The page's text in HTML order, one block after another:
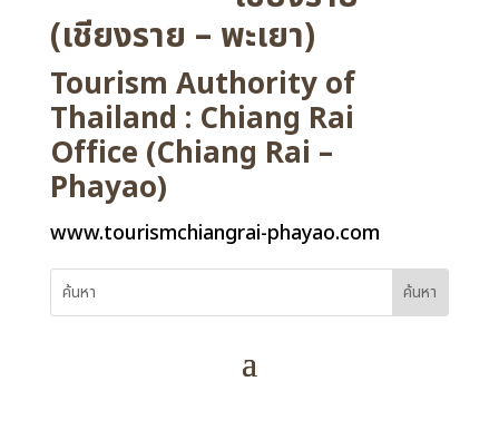
(เชียงราย – พะเยา)
Tourism Authority of
Thailand : Chiang Rai
Office (Chiang Rai –
Phayao)
www.tourismchiangrai-phayao.com